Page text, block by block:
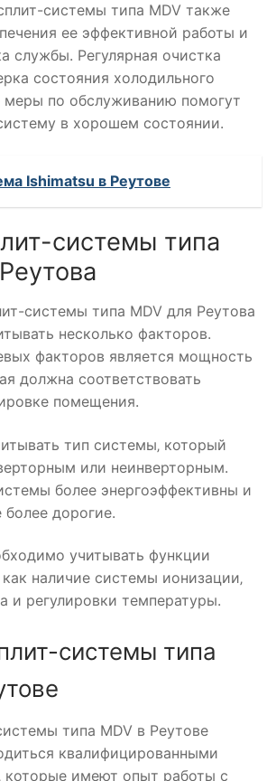
системы типа MDV также
ее эффективной работы и
службы. Регулярная очистка
состояния холодильного
меры по обслуживанию помогут
в хорошем состоянии.
Ishimatsu в Реутове
системы типа
системы типа MDV для Реутова
несколько факторов.
факторов является мощность
должна соответствовать
помещения.
тип системы‚ который
или неинверторным.
более энергоэффективны и
более дорогие.
учитывать функции
наличие системы ионизации‚
и регулировки температуры.
системы типа
типа MDV в Реутове
квалифицированными
которые имеют опыт работы с